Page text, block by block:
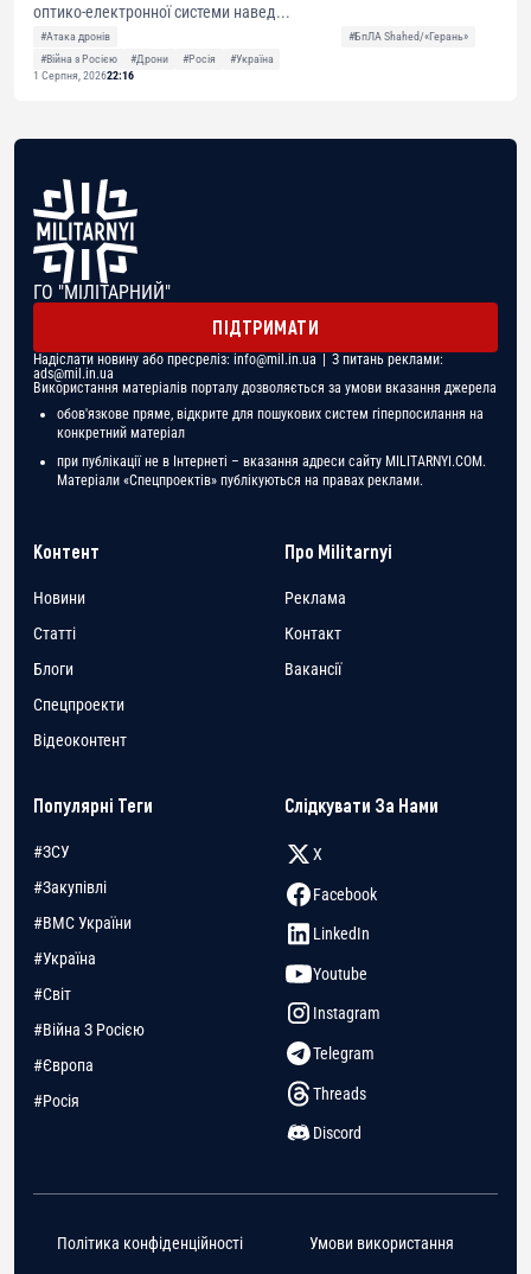
оптико-електронної системи навед...
#Атака дронів
#БпЛА Shahed/«Герань»
#Війна з Росією
#Дрони #Росія
#Україна
1 Серпня, 202622:16
ГО "МІЛІТАРНИЙ"
ПІДТРИМАТИ
Надіслати новину або пресреліз: info@mil.in.ua | З питань реклами:
ads@mil.in.ua
Використання матеріалів порталу дозволяється за умови вказання джерела
обов'язкове пряме, відкрите для пошукових систем гіперпосилання на
конкретний матеріал
при публікації не в Інтернеті – вказання адреси сайту MILITARNYI.COM.
Матеріали «Спецпроектів» публікуються на правах реклами.
Контент
Новини
Статті
Блоги
Спецпроекти
Відеоконтент
Про Militarnyi
Реклама
Контакт
Вакансії
Популярні Теги
#ЗСУ
#Закупівлі
#ВМС України
#Україна
#Світ
#Війна З Росією
#Європа
#Росія
Слідкувати За Нами
X
Facebook
LinkedIn
Youtube
Instagram
Telegram
Threads
Discord
Політика конфіденційності Умови використання